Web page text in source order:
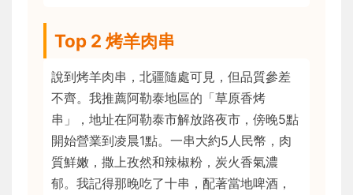
Top 2 烤羊肉串
說到烤羊肉串，北疆隨處可見，但品質參差
不齊。我推薦阿勒泰地區的「草原香烤
串」，地址在阿勒泰市解放路夜市，傍晚5點
開始營業到凌晨1點。一串大約5人民幣，肉
質鮮嫩，撒上孜然和辣椒粉，炭火香氣濃
郁。我記得那晚吃了十串，配著當地啤酒，